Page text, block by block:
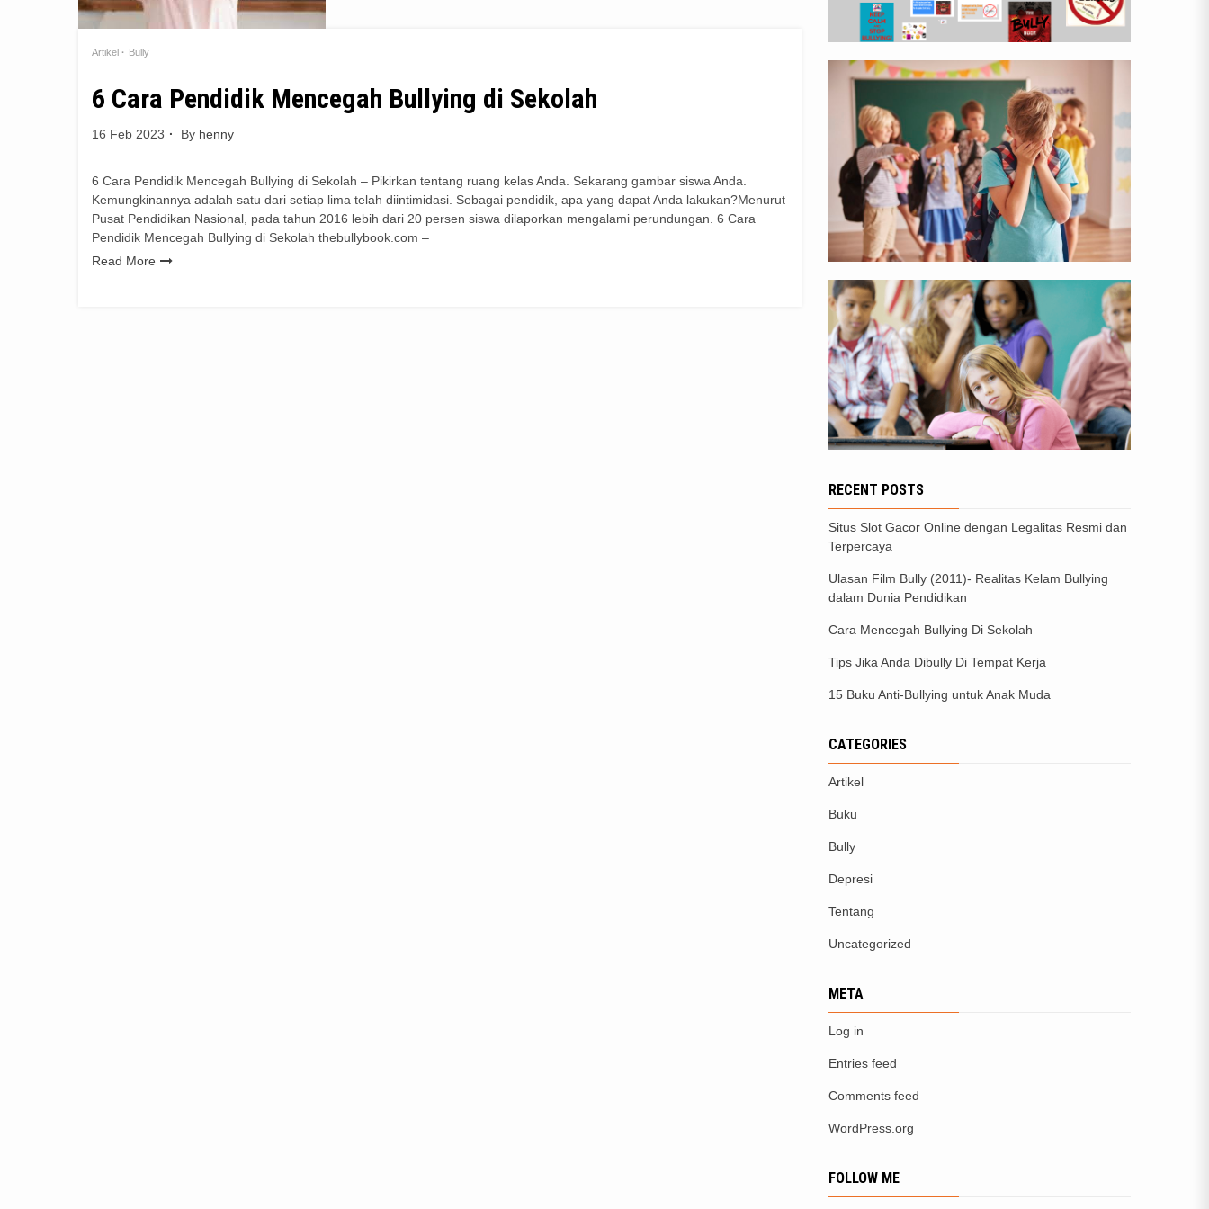
Artikel Bully
6 Cara Pendidik Mencegah Bullying di Sekolah
16 Feb 2023 By henny
6 Cara Pendidik Mencegah Bullying di Sekolah – Pikirkan tentang ruang kelas Anda. Sekarang gambar siswa Anda.
Kemungkinannya adalah satu dari setiap lima telah diintimidasi. Sebagai pendidik, apa yang dapat Anda lakukan?Menurut
Pusat Pendidikan Nasional, pada tahun 2016 lebih dari 20 persen siswa dilaporkan mengalami perundungan. 6 Cara
Pendidik Mencegah Bullying di Sekolah thebullybook.com –
Read More
RECENT POSTS
Situs Slot Gacor Online dengan Legalitas Resmi dan
Terpercaya
Ulasan Film Bully (2011)- Realitas Kelam Bullying
dalam Dunia Pendidikan
Cara Mencegah Bullying Di Sekolah
Tips Jika Anda Dibully Di Tempat Kerja
15 Buku Anti-Bullying untuk Anak Muda
CATEGORIES
Artikel
Buku
Bully
Depresi
Tentang
Uncategorized
META
Log in
Entries feed
Comments feed
WordPress.org
FOLLOW ME